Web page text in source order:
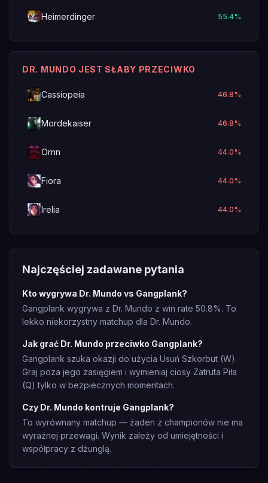
Heimerdinger 55.4%
DR. MUNDO JEST SŁABY PRZECIWKO
Cassiopeia 46.8%
Mordekaiser 46.8%
Ornn 44.0%
Fiora 44.0%
Irelia 44.0%
Najczęściej zadawane pytania
Kto wygrywa Dr. Mundo vs Gangplank?
Gangplank wygrywa z Dr. Mundo z win rate 50.8%. To
lekko niekorzystny matchup dla Dr. Mundo.
Jak grać Dr. Mundo przeciwko Gangplank?
Gangplank szuka okazji do użycia Usuń Szkorbut (W).
Graj poza jego zasięgiem i wymieniaj ciosy Zatruta Piła
(Q) tylko w bezpiecznych momentach.
Czy Dr. Mundo kontruje Gangplank?
To wyrównany matchup — żaden z championów nie ma
wyraźnej przewagi. Wynik zależy od umiejętności i
współpracy z dżunglą.